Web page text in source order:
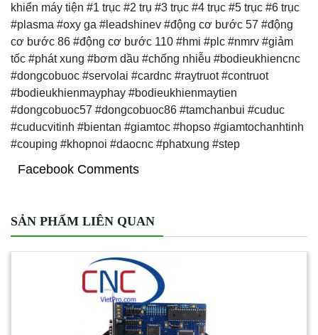
khiển máy tiện #1 trục #2 trụ #3 trục #4 trục #5 trục #6 trục
#plasma #oxy ga #leadshinev #động cơ bước 57 #động
cơ bước 86 #động cơ bước 110 #hmi #plc #nmrv #giảm
tốc #phát xung #bơm dầu #chống nhiễu #bodieukhiencnc
#dongcobuoc #servolai #cardnc #raytruot #contruot
#bodieukhienmayphay #bodieukhienmaytien
#dongcobuoc57 #dongcobuoc86 #tamchanbui #cuduc
#cuducvitinh #bientan #giamtoc #hopso #giamtochanhtinh
#couping #khopnoi #daocnc #phatxung #step
Facebook Comments
SẢN PHẨM LIÊN QUAN